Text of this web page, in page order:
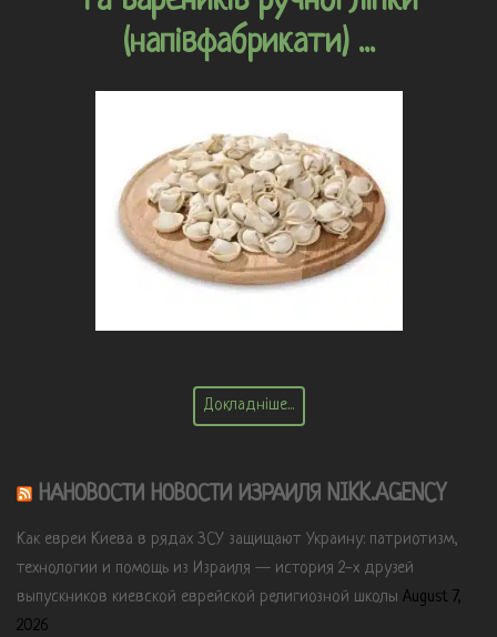
(напівфабрикати) ...
Докладніше...
НАНОВОСТИ НОВОСТИ ИЗРАИЛЯ NIKK.AGENCY
Как евреи Киева в рядах ЗСУ защищают Украину: патриотизм,
технологии и помощь из Израиля — история 2-х друзей
выпускников киевской еврейской религиозной школы August 7,
2026